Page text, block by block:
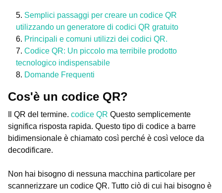
Semplici passaggi per creare un codice QR
utilizzando un generatore di codici QR gratuito
Principali e comuni utilizzi dei codici QR.
Codice QR: Un piccolo ma terribile prodotto
tecnologico indispensabile
Domande Frequenti
Cos'è un codice QR?
Il QR del termine. codice QR Questo semplicemente
significa risposta rapida. Questo tipo di codice a barre
bidimensionale è chiamato così perché è così veloce da
decodificare.
Non hai bisogno di nessuna macchina particolare per
scannerizzare un codice QR. Tutto ciò di cui hai bisogno è